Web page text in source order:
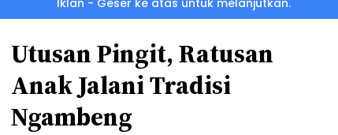
Iklan - Geser ke atas untuk melanjutkan.
Utusan Pingit, Ratusan
Anak Jalani Tradisi
Ngambeng